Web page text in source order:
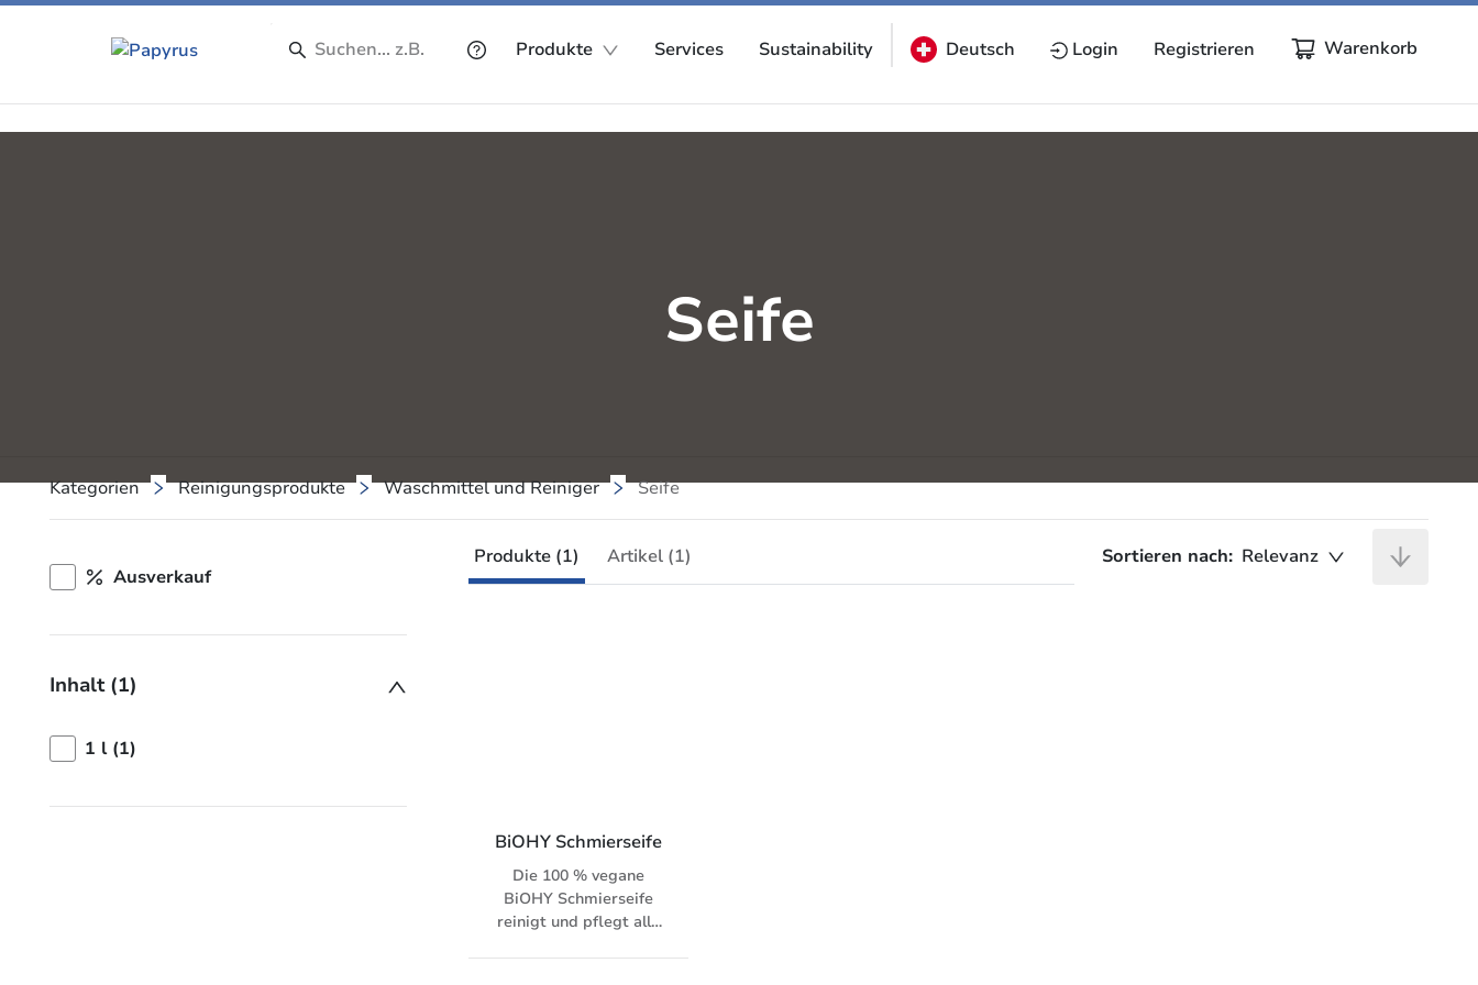
Produkte Services Sustainability Deutsch Login Registrieren Warenkorb
Seife
Kategorien Reinigungsprodukte Waschmittel und Reiniger Seife
Ausverkauf
Inhalt (1)
1 l (1)
Produkte (1) Artikel (1) Sortieren nach: Relevanz
BiOHY Schmierseife
Die 100 % vegane
BiOHY Schmierseife
reinigt und pflegt alle